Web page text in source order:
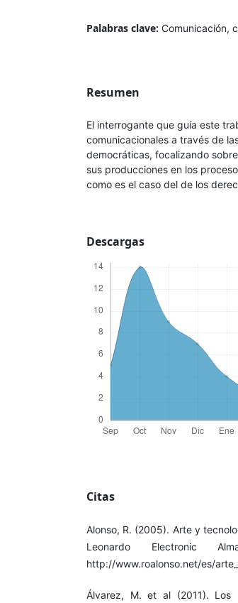
Palabras clave: Comunicación,
Resumen
El interrogante que guía este
comunicacionales a través de
democráticas, focalizando
sus producciones en los
como es el caso del de los
Descargas
Citas
Alonso, R. (2005). Arte y
Leonardo Electronic
http://www.roalonso.net/es/
Álvarez, M. et al (2011). Los